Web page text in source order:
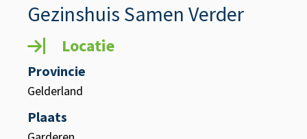
Gezinshuis Samen Verder
Locatie
Provincie
Gelderland
Plaats